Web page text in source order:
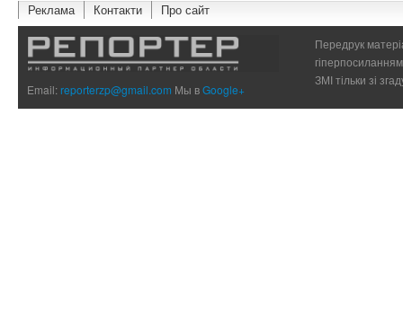
Реклама Контакти Про сайт
Email:reporterzp@gmail.com Мы вGoogle+
Передрук
ЗМІ тільки зі